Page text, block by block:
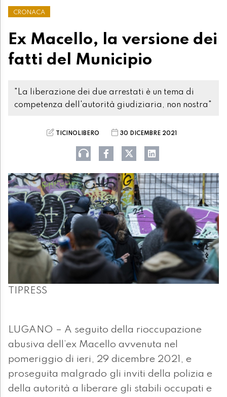
CRONACA
Ex Macello, la versione dei
fatti del Municipio
"La liberazione dei due arrestati è un tema di
competenza dell'autorità giudiziaria, non nostra"
TICINOLIBERO 30 DICEMBRE 2021
TIPRESS
LUGANO – A seguito della rioccupazione
abusiva dell’ex Macello avvenuta nel
pomeriggio di ieri, 29 dicembre 2021, e
proseguita malgrado gli inviti della polizia e
della autorità a liberare gli stabili occupati e